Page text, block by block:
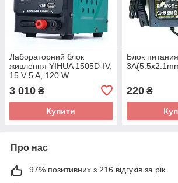
Лабораторний блок
живлення YIHUA 1505D-IV,
15 V 5 A, 120 W
3 010 ₴
Купити
Блок
220₴
Про нас
97% позитивних з 216 відгуків за рік